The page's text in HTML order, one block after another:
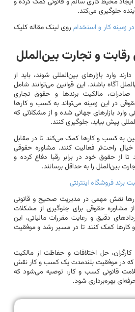
جلوگیری می‌کند.
کار و استخدامروی لینک مقاله کلیک
و تجارت بین‌الملل
وارد بازارهای بین‌المللی شوند، باید از
آگاه باشند. این قوانین می‌توانند شامل
مالکیت برندها و حقوق تجاری
در این زمینه می‌تواند به کسب و کارها
بازارهای جهانی شده و از مشکلاتی که
پیش بیاید، جلوگیری کنند.
به کسب و کارها کمک می‌کند تا در مقابل
خیال راحت‌تر فعالیت کنند. مشاوره حقوقی
از حقوق خود در برابر رقبا دفاع کرده و
بین‌الملل را به حداقل برسانند.
فروشگاه اینترنتی
نقش مهمی در مدیریت صحیح و قانونی
مشاوره حقوقی برای جلوگیری از مشکلات
دقیق و رعایت مقررات مالیاتی، این
کمک کنند تا در مسیر رشد و موفقیت
حل اختلافات و حفاظت از مالکیت
در موفقیت بلندمدت یک کسب و کار نقش
قانونی کسب و کار، توصیه می‌شود که
بهره‌برداری شود.